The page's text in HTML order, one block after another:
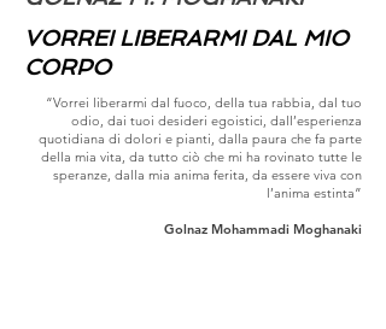
VORREI LIBERARMI DAL MIO
CORPO
“Vorrei liberarmi dal fuoco, della tua rabbia, dal tuo
odio, dai tuoi desideri egoistici, dall’esperienza
quotidiana di dolori e pianti, dalla paura che fa parte
della mia vita, da tutto ciò che mi ha rovinato tutte le
speranze, dalla mia anima ferita, da essere viva con
l’anima estinta”
Golnaz Mohammadi Moghanaki